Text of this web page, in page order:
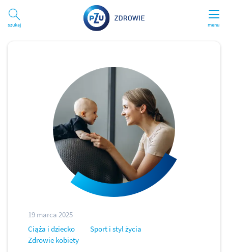
menu
Szukaj
19 marca 2025
Ciąża i dziecko
Sport i styl życia
Zdrowie kobiety